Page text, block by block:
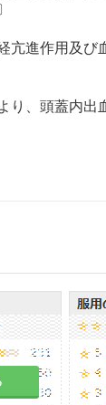
亢進作用及び
り、頭蓋内出
〜40mgを3
個人により異